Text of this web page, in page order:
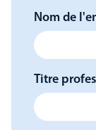
Nom de
Titre